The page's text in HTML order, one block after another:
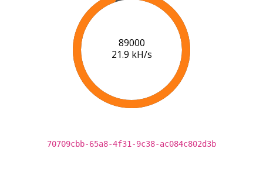
91000
22.0 kH/s
70709cbb-65a8-4f31-9c38-ac084c802d3b